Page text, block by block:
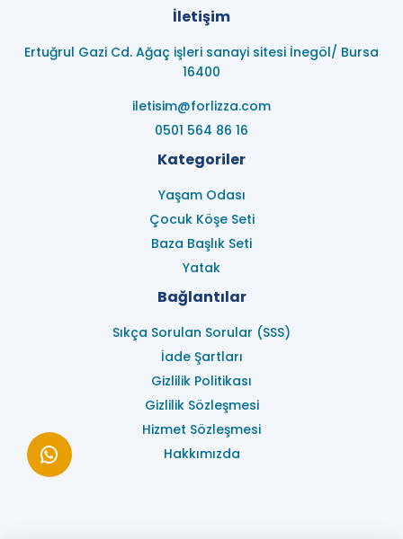
İletişim
Ertuğrul Gazi Cd. Ağaç işleri sanayi sitesi İnegöl/ Bursa
16400
iletisim@forlizza.com
0501 564 86 16
Kategoriler
Yaşam Odası
Çocuk Köşe Seti
Baza Başlık Seti
Yatak
Bağlantılar
Sıkça Sorulan Sorular (SSS)
İade Şartları
Gizlilik Politikası
Gizlilik Sözleşmesi
Hizmet Sözleşmesi
Hakkımızda